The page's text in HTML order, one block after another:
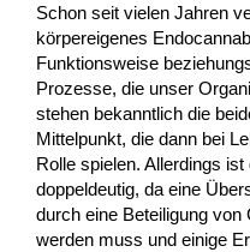
Schon seit vielen Jahren
körpereigenes
Funktionsweise
Prozesse, die unser
stehen bekanntlich die
Mittelpunkt, die dann bei
Rolle spielen. Allerdings
doppeldeutig, da eine
durch eine Beteiligung
werden muss und einige